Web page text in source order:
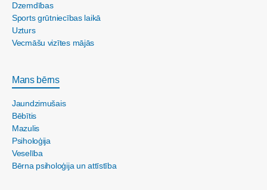
Dzemdības
Sports grūtniecības laikā
Uzturs
Vecmāšu vizītes mājās
Mans bērns
Jaundzimušais
Bēbītis
Mazulis
Psiholoģija
Veselība
Bērna psiholoģija un attīstība